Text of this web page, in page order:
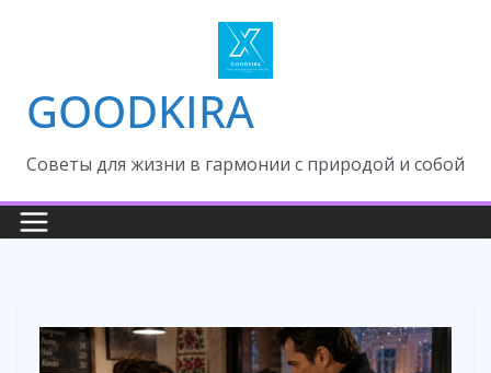
GOODKIRA
Cоветы для жизни в гармонии с природой и собой